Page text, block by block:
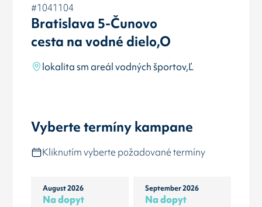
#1041104
Bratislava 5-Čunovo
cesta na vodné dielo,O
lokalita sm areál vodných športov,Ľ
Vyberte termíny kampane
Kliknutím vyberte požadované termíny
August 2026
Na dopyt
September 2026
Na dopyt